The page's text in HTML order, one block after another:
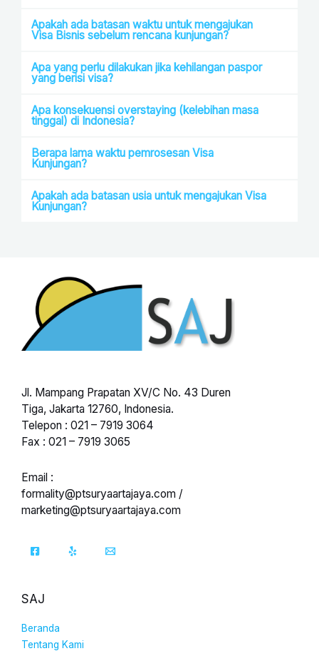
Apakah ada batasan waktu untuk mengajukan
Visa Bisnis sebelum rencana kunjungan?
Apa yang perlu dilakukan jika kehilangan paspor
yang berisi visa?
Apa konsekuensi overstaying (kelebihan masa
tinggal) di Indonesia?
Berapa lama waktu pemrosesan Visa
Kunjungan?
Apakah ada batasan usia untuk mengajukan Visa
Kunjungan?
Jl. Mampang Prapatan XV/C No. 43 Duren
Tiga, Jakarta 12760, Indonesia.
Telepon : 021 – 7919 3064
Fax : 021 – 7919 3065
Email :
formality@ptsuryaartajaya.com /
marketing@ptsuryaartajaya.com
SAJ
Beranda
Tentang Kami